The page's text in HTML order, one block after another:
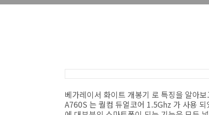
베가레이서 화이트 개봉기 로 특징을 알아
A760S 는 퀄컴 듀얼코어 1.5Ghz 가 사용